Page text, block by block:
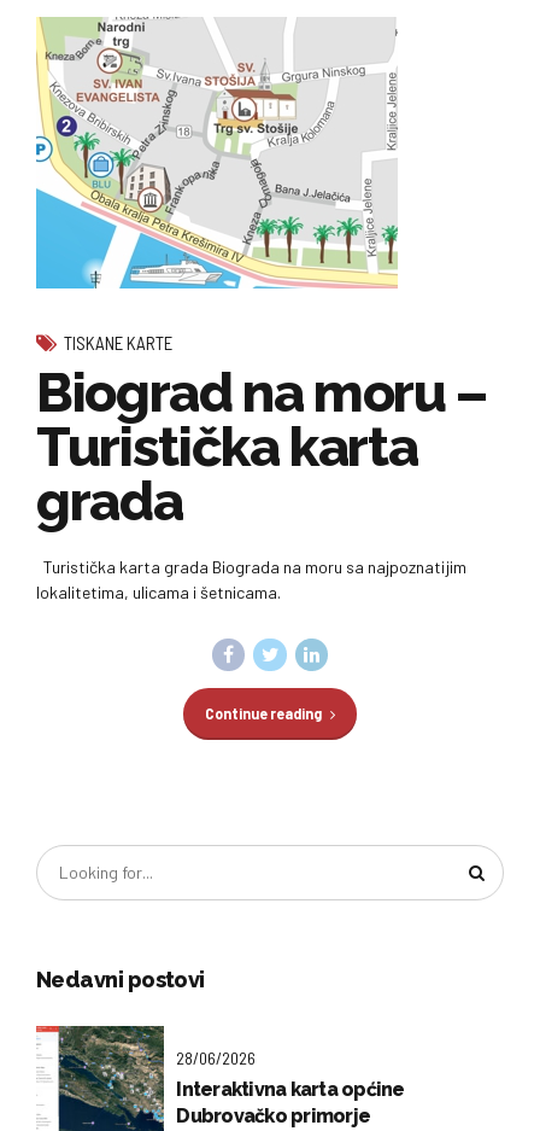
TISKANE KARTE
Biograd na moru –
Turistička karta
grada
Turistička karta grada Biograda na moru sa najpoznatijim
lokalitetima, ulicama i šetnicama.
Continue reading
Nedavni postovi
28/06/2026
Interaktivna karta općine
Dubrovačko primorje